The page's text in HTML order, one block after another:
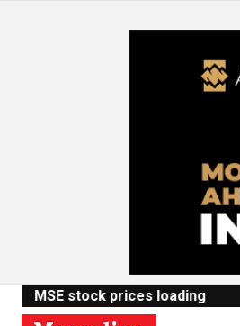
MSE stock prices loading